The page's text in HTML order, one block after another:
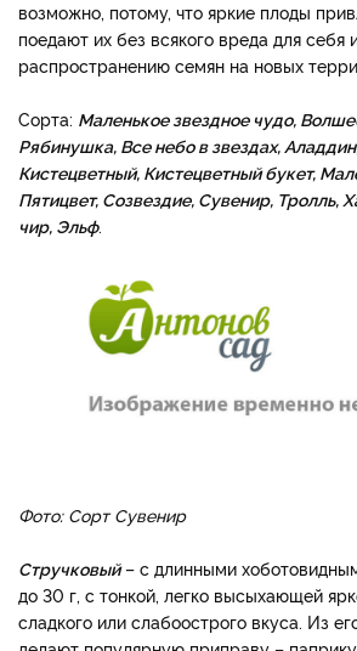
возможно, потому, что яркие плоды
поедают их без всякого вреда для себя
распространению семян на новых
Сорта: Маленькое звездное чудо,
Рябинушка, Все небо в звездах,
Кистецветный, Кистецветный букет,
Пятицвет, Созвездие, Сувенир, Тролль,
чир, Эльф.
Фото: Сорт Сувенир
Стручковый– с длинными
до 30 г, с тонкой, легко высыхающей
сладкого или слабоострого вкуса. Из